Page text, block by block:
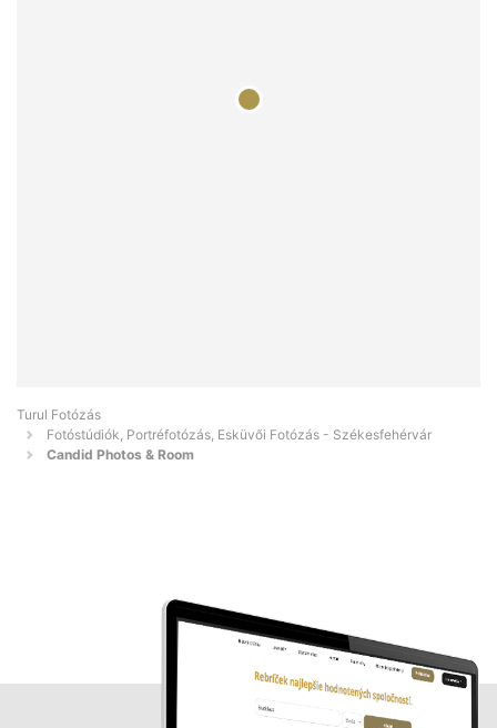
Turul Fotózás
Fotóstúdiók, Portréfotózás, Esküvői Fotózás - Székesfehérvár
Candid Photos & Room